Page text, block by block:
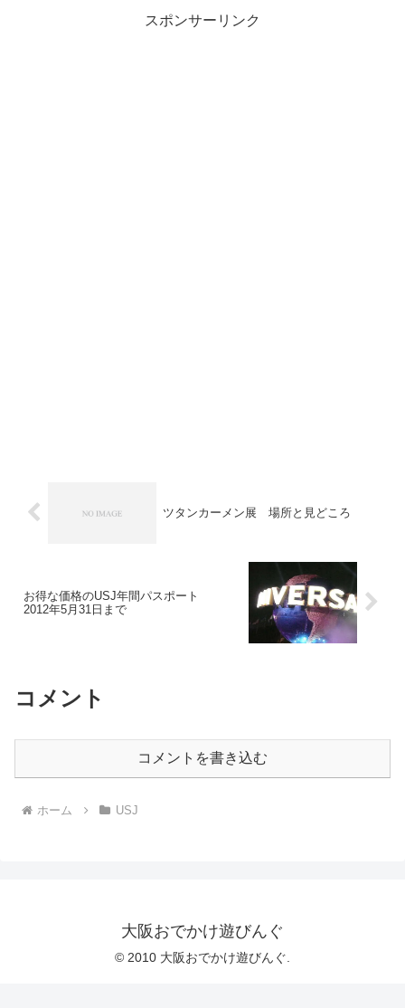
スポンサーリンク
ツタンカーメン展 場所と見どころ
お得な価格のUSJ年間パスポート
2012年5月31日まで
コメント
コメントを書き込む
ホーム USJ
大阪おでかけ遊びんぐ
© 2010 大阪おでかけ遊びんぐ.